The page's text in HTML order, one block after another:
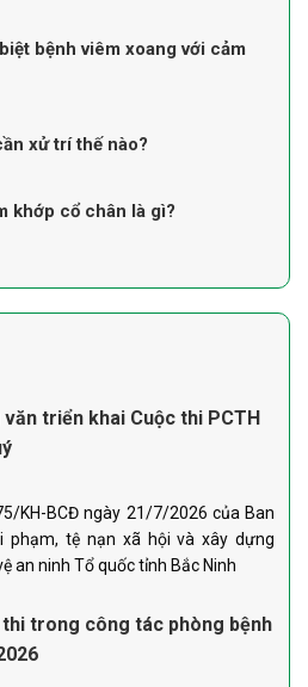
bệnh viêm xoang với cảm
xử trí thế nào?
khớp cổ chân là gì?
văn triển khai Cuộc thi PCTH
KH-BCĐ ngày 21/7/2026 của Ban
phạm, tệ nạn xã hội và xây dựng
an ninh Tổ quốc tỉnh Bắc Ninh
thi trong công tác phòng bệnh